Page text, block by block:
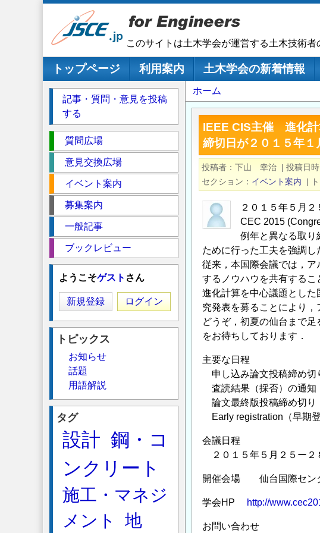
このサイトは土木学会が運営する土木技術者
メインナビゲーション
トップページ 利用案内 土木学会の新着情報
パ
ン
く
ず
ホーム
IEEE CIS主催 進化計
締切日が２０１５年１
投稿者 下山 幸治 | 投稿日時
セクション
イベント案内 |
２０１５年５月
CEC 2015
例年と異なる取り
ために行った工夫を強調し
従来，本国際会議では，
するノウハウを共有するこ
進化計算を中心議題とし
究発表を募ることにより
どうぞ，初夏の仙台まで
をお待ちしております．
主要な日程
申し込み論文投稿締め切
査読結果（採否）の通知
論文最終版投稿締め切り
Early registration（早期
会議日程
２０１５年５月２５ー２
開催会場 仙台国際セ
学会HP http://
お問い合わせ
記事・質問・意見を投稿
する
ク
シ
質問広場
意見交換広場
イベント案内
募集案内
一般記事
ブックレビュー
ようこそゲスト さん
新規登録 ログイン
トピックス
お知らせ
話題
用語解説
タグ
設計 鋼・コ
ンクリート
施工・マネジ
メント
地